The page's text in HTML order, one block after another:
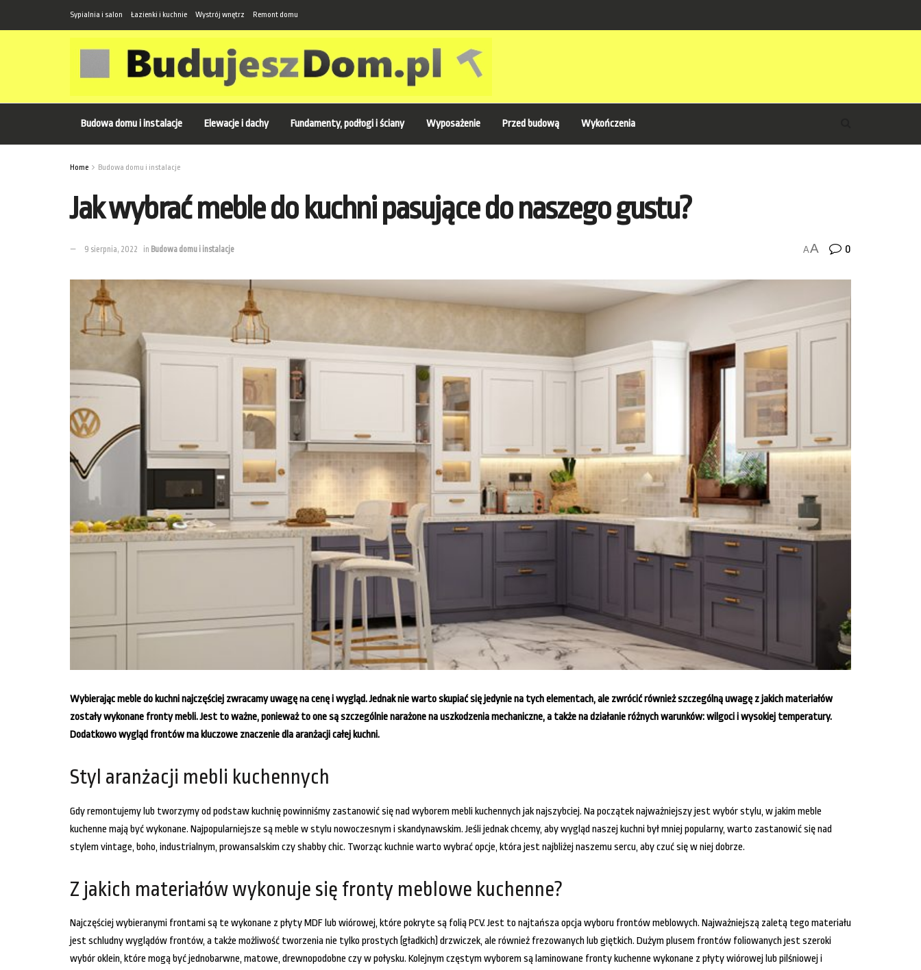
Sypialnia i salon Łazienki i kuchnie Wystrój wnętrz Remont domu
Budowa domu i instalacje Elewacje i dachy Fundamenty, podłogi i ściany Wyposażenie Przed budową Wykończenia
Home Budowa domu i instalacje
Jak wybrać meble do kuchni pasujące do naszego gustu?
9 sierpnia, 2022 in Budowa domu i instalacje AA 0
Wybierając meble do kuchni najczęściej zwracamy uwagę na cenę i wygląd. Jednak nie warto skupiać się jedynie na tych elementach, ale zwrócić również szczególną uwagę z jakich materiałów
zostały wykonane fronty mebli. Jest to ważne, ponieważ to one są szczególnie narażone na uszkodzenia mechaniczne, a także na działanie różnych warunków: wilgoci i wysokiej temperatury.
Dodatkowo wygląd frontów ma kluczowe znaczenie dla aranżacji całej kuchni.
Styl aranżacji mebli kuchennych
Gdy remontujemy lub tworzymy od podstaw kuchnię powinniśmy zastanowić się nad wyborem mebli kuchennych jak najszybciej. Na początek najważniejszy jest wybór stylu, w jakim meble
kuchenne mają być wykonane. Najpopularniejsze są meble w stylu nowoczesnym i skandynawskim. Jeśli jednak chcemy, aby wygląd naszej kuchni był mniej popularny, warto zastanowić się nad
stylem vintage, boho, industrialnym, prowansalskim czy shabby chic. Tworząc kuchnie warto wybrać opcje, która jest najbliżej naszemu sercu, aby czuć się w niej dobrze.
Z jakich materiałów wykonuje się fronty meblowe kuchenne?
Najczęściej wybieranymi frontami są te wykonane z płyty MDF lub wiórowej, które pokryte są folią PCV. Jest to najtańsza opcja wyboru frontów meblowych. Najważniejszą zaletą tego materiału
jest schludny wyglądów frontów, a także możliwość tworzenia nie tylko prostych (gładkich) drzwiczek, ale również frezowanych lub giętkich. Dużym plusem frontów foliowanych jest szeroki
wybór oklein, które mogą być jednobarwne, matowe, drewnopodobne czy w połysku. Kolejnym częstym wyborem są laminowane fronty kuchenne wykonane z płyty wiórowej lub pilśniowej i